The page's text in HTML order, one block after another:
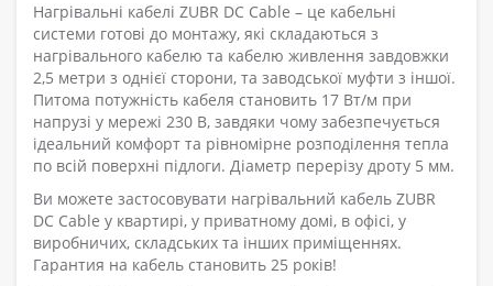
Нагрівальні кабелі ZUBR DC Cable – це кабельні
системи готові до монтажу, які складаються з
нагрівального кабелю та кабелю живлення завдовжки
2,5 метри з однієї сторони, та заводської муфти з іншої.
Питома потужність кабеля становить 17 Вт/м при
напрузі у мережі 230 В, завдяки чому забезпечується
ідеальний комфорт та рівномірне розподілення тепла
по всій поверхні підлоги. Діаметр перерізу дроту 5 мм.
Ви можете застосовувати нагрівальний кабель ZUBR
DC Cable у квартирі, у приватному домі, в офісі, у
виробничих, складських та інших приміщеннях.
Гарантия на кабель становить 25 років!